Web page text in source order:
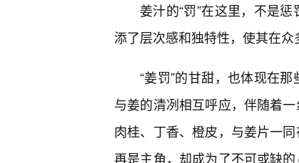
姜汁的“罚”在这里，不是
添了层次感和独特性，使其在众
“姜罚”的甘甜，也体现在
与姜的清冽相互呼应，伴随着
肉桂、丁香、橙皮，与姜片一
再是主角，却成为了不可或缺